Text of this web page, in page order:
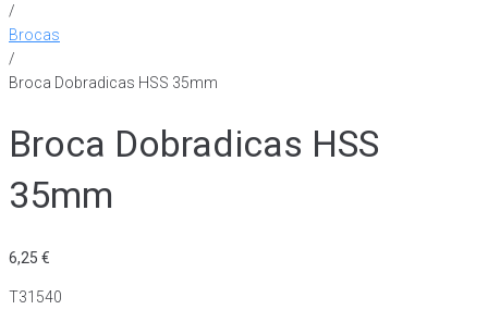
/
Brocas
/
Broca Dobradicas HSS 35mm
Broca Dobradicas HSS
35mm
6,25 €
T31540